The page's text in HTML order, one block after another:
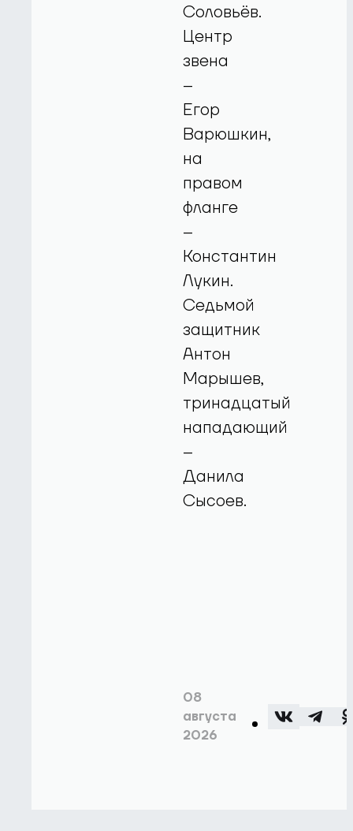
Соловьёв.
Центр
звена
–
Егор
Варюшкин,
на
правом
фланге
–
Константин
Лукин.
Седьмой
защитник
Антон
Марышев,
тринадцатый
нападающий
–
Данила
Сысоев.
08
августа
2026